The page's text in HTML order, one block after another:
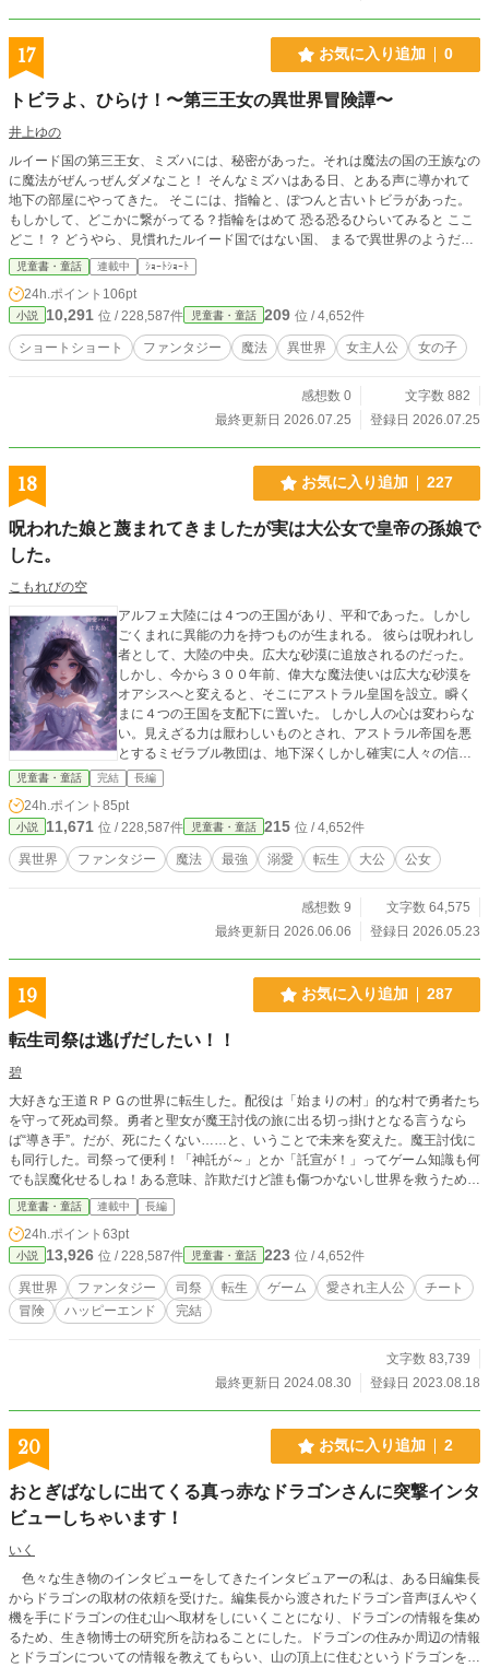
17 お気に入り追加 0
トビラよ、ひらけ！〜第三王女の異世界冒険譚〜
井上ゆの
ルイード国の第三王女、ミズハには、秘密があった。それは魔法の国の王族なの
に魔法がぜんっぜんダメなこと！ そんなミズハはある日、とある声に導かれて
地下の部屋にやってきた。 そこには、指輪と、ぽつんと古いトビラがあった。
もしかして、どこかに繋がってる？指輪をはめて 恐る恐るひらいてみると ここ
どこ！？ どうやら、見慣れたルイード国ではない国、 まるで異世界のようだっ
た！ そうだ！魔法が使えないなら、旅に出よう！ さあ、今日はどんな国で冒険
が待っているのかな？ ーートビラよ、ひらけ！
児童書・童話 連載中 ｼｮｰﾄｼｮｰﾄ
24h.ポイント 106pt
小説 10,291 位 / 228,587件 児童書・童話 209 位 / 4,652件
ショートショート ファンタジー 魔法 異世界 女主人公 女の子
感想数 0
文字数 882
最終更新日 2026.07.25
登録日 2026.07.25
18 お気に入り追加 227
呪われた娘と蔑まれてきましたが実は大公女で皇帝の孫娘で
した。
こもれびの空
アルフェ大陸には４つの王国があり、平和であった。しかし
ごくまれに異能の力を持つものが生まれる。 彼らは呪われし
者として、大陸の中央。広大な砂漠に追放されるのだった。
しかし、今から３００年前、偉大な魔法使いは広大な砂漠を
オアシスへと変えると、そこにアストラル皇国を設立。瞬く
まに４つの王国を支配下に置いた。 しかし人の心は変わらな
い。見えざる力は厭わしいものとされ、アストラル帝国を悪
とするミゼラブル教団は、地下深くしかし確実に人々の信仰
を集めていた。 アストラル歴３０４年 大公の一人娘がミゼ
ラブル教団によって攫われる事件が起きた。 関係者はことご
とく処刑されたが、リゼ アストラルの消息はつかめないま
ま５年がたった。 そのころセレスティア王国の辺境にある孤
児院では、ひとりの少女がたくましく生き抜いていた。 これ
は大公女リゼと彼女を溺愛するシオン アストラル。そして
児童書・童話 完結 長編
24h.ポイント 85pt
小説 11,671 位 / 228,587件 児童書・童話 215 位 / 4,652件
異世界 ファンタジー 魔法 最強 溺愛 転生 大公 公女
感想数 9
文字数 64,575
最終更新日 2026.06.06
登録日 2026.05.23
19 お気に入り追加 287
転生司祭は逃げだしたい！！
碧
大好きな王道ＲＰＧの世界に転生した。配役は「始まりの村」的な村で勇者たち
を守って死ぬ司祭。勇者と聖女が魔王討伐の旅に出る切っ掛けとなる言うなら
ば“導き手”。だが、死にたくない……と、いうことで未来を変えた。魔王討伐に
も同行した。司祭って便利！「神託が～」とか「託宣が！」ってゲーム知識も何
でも誤魔化せるしね！ある意味、詐欺だけど誰も傷つかないし世界を救うための
詐欺だから許してほしい。 これはお人好しで胃痛持ちの司祭さまが役目を終え
て勇者パーティから逃げ出そうとし、その結果「司祭さま大好き！」な勇者や聖
女が闇堕ちしかけたりするお話。主人公は穏やかな聖人風で、だけど内面はわり
とあわあわしてる普通の兄ちゃん（そこそこチート）。勇者と聖女はわんことに
ゃんこ。他勇者パーティは獣人、僧侶、ハイエルフ、魔導師などです。 【本編
完結済】今後は【その後】を更新していきます。
児童書・童話 連載中 長編
24h.ポイント 63pt
小説 13,926 位 / 228,587件 児童書・童話 223 位 / 4,652件
異世界 ファンタジー 司祭 転生 ゲーム 愛され主人公
チート
冒険
ハッピーエンド 完結
文字数 83,739
最終更新日 2024.08.30
登録日 2023.08.18
20 お気に入り追加 2
おとぎばなしに出てくる真っ赤なドラゴンさんに突撃インタ
ビューしちゃいます！
いく
色々な生き物のインタビューをしてきたインタビュアーの私は、ある日編集長
からドラゴンの取材の依頼を受けた。編集長から渡されたドラゴン音声ほんやく
機を手にドラゴンの住む山へ取材をしにいくことになり、ドラゴンの情報を集め
るため、生き物博士の研究所を訪ねることにした。ドラゴンの住みか周辺の情報
とドラゴンについての情報を教えてもらい、山の頂上に住むというドラゴンを訪